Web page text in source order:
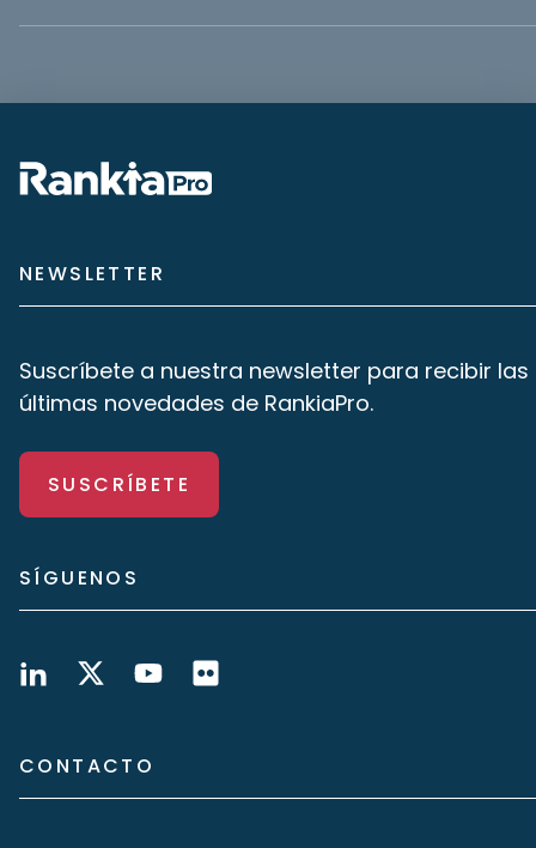
NEWSLETTER
Suscríbete a nuestra newsletter para recibir las
últimas novedades de RankiaPro.
SUSCRÍBETE
SÍGUENOS
CONTACTO